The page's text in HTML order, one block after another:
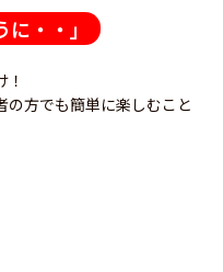
・・」
方でも簡単に楽しむこと